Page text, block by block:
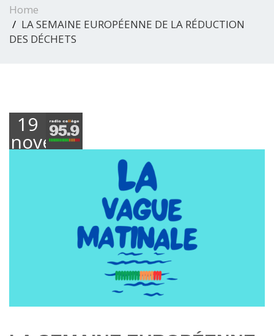
Home
LA SEMAINE EUROPÉENNE DE LA RÉDUCTION
DES DÉCHETS
19
novembre